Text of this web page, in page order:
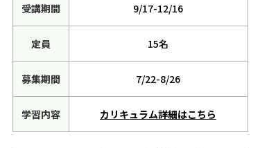
9/17-12/16
15名
7/22-8/26
カリキュラム詳細はこちら